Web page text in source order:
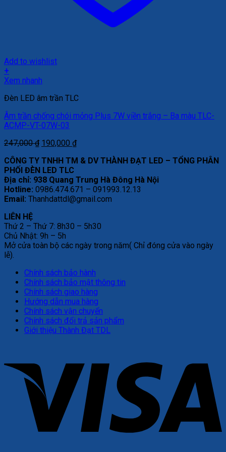
Add to wishlist
+
Xem nhanh
Đèn LED âm trần TLC
Âm trần chống chói mỏng Plus 7W viền trắng – Ba màu TLC-
ACMP-VT-07W-03
247,000₫ Giá
là:
247,000 ₫.
190,000 ₫Giá
tại
190,000 ₫.
CÔNG TY TNHH TM & DV THÀNH ĐẠT LED – TỔNG PHÂN
PHỐI ĐÈN LED TLC
Địa chỉ: 938 Quang Trung Hà Đông Hà Nội
Hotline: 0986.474.671 – 091993.12.13
Email: Thanhdattdl@gmail.com
LIÊN HỆ
Thứ 2 – Thứ 7: 8h30 – 5h30
Chủ Nhật: 9h – 5h
Mở cửa toàn bộ các ngày trong năm( Chỉ đóng cửa vào ngày
lễ).
Chính sách bảo hành
Chính sách bảo mật thông tin
Chính sách giao hàng
Hướng dẫn mua hàng
Chính sách vận chuyển
Chính sách đổi trả sản phẩm
Giới thiệu Thành Đạt TDL